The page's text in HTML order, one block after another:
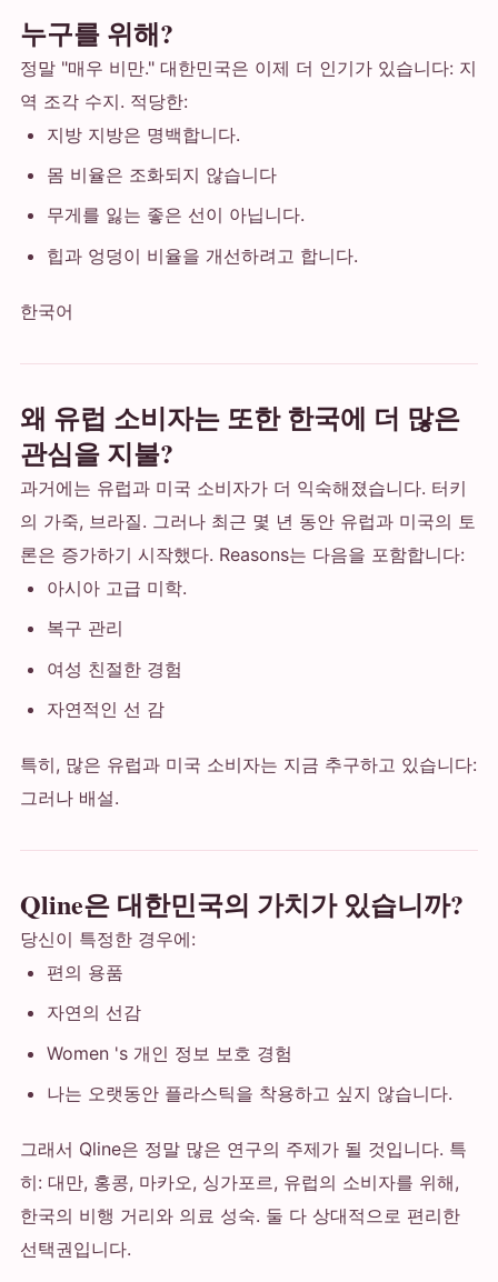
누구를 위해?
정말 "매우 비만." 대한민국은 이제 더 인기가 있습니다: 지
역 조각 수지. 적당한:
지방 지방은 명백합니다.
몸 비율은 조화되지 않습니다
무게를 잃는 좋은 선이 아닙니다.
힙과 엉덩이 비율을 개선하려고 합니다.
한국어
왜 유럽 소비자는 또한 한국에 더 많은
관심을 지불?
과거에는 유럽과 미국 소비자가 더 익숙해졌습니다. 터키
의 가죽, 브라질. 그러나 최근 몇 년 동안 유럽과 미국의 토
론은 증가하기 시작했다. Reasons는 다음을 포함합니다:
아시아 고급 미학.
복구 관리
여성 친절한 경험
자연적인 선 감
특히, 많은 유럽과 미국 소비자는 지금 추구하고 있습니다:
그러나 배설.
Qline은 대한민국의 가치가 있습니까?
당신이 특정한 경우에:
편의 용품
자연의 선감
Women 's 개인 정보 보호 경험
나는 오랫동안 플라스틱을 착용하고 싶지 않습니다.
그래서 Qline은 정말 많은 연구의 주제가 될 것입니다. 특
히: 대만, 홍콩, 마카오, 싱가포르, 유럽의 소비자를 위해,
한국의 비행 거리와 의료 성숙. 둘 다 상대적으로 편리한
선택권입니다.